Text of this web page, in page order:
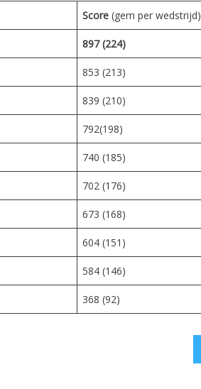
Score (gem per wedstrijd)
897 (224)
853 (213)
839 (210)
792(198)
740 (185)
702 (176)
673 (168)
604 (151)
584 (146)
368 (92)